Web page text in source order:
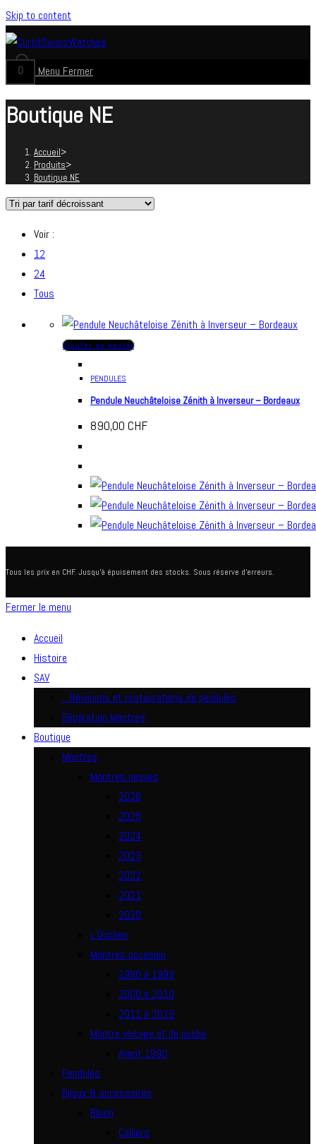
Skip to content
0 Menu Fermer
Boutique NE
Accueil>
Produits>
Boutique NE
Voir :
12
24
Tous
Ajouter au panier
PENDULES
Pendule Neuchâteloise Zénith à Inverseur – Bordeaux
890,00 CHF
Tous les prix en CHF. Jusqu'à épuisement des stocks. Sous réserve d'erreurs.
Fermer le menu
Accueil
Histoire
SAV
…Révisions et restaurations de pendules
Réparation Montres
Boutique
Montres
Montres neuves
2026
2025
2024
2023
2022
2021
2020
L’Duchen
Montres occasion
1990 à 1999
2000 à 2010
2011 à 2019
Montre vintage et de poche
Avant 1990
Pendules
Bijoux & accessoires
Blush
Colliers